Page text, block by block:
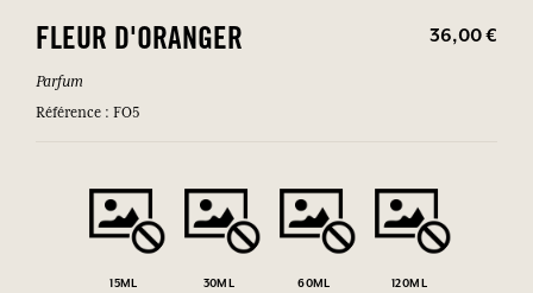
FLEUR D'ORANGER 36,00 €
Parfum
Référence : FO5
15ML 30ML 60ML 120ML